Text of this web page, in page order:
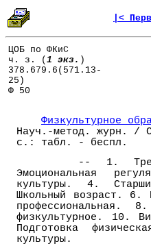
|<
ЦОБ по ФКиС
ч. з. ( 1 экз. )
378.679.6(571.13-
25)
Ф 50
Физкультурное
Науч.-метод. журн. /
с.: табл. - беспл.
-- 1.
Эмоциональная
культуры. 4.
Школьный возраст. 6.
профессиональная.
физкультурное. 10.
Подготовка
культуры.